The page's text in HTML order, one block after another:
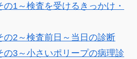
1～検査を受けるきっかけ・
の2～検査前日～当日の診断
の3～小さいポリープの病理診